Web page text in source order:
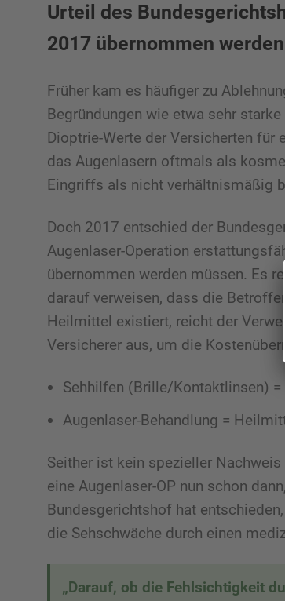
Urteil des
2017 übernommen
Früher kam es häufiger zu
Begründungen wie etwa sehr
Dioptrie-Werte der Versicherten für
das Augenlasern oftmals als
Eingriffs als nicht verhältnismäßig
Doch 2017 entschied der
Augenlaser-Operation
übernommen werden müssen. Es
darauf verweisen, dass die
Heilmittel existiert, reicht der
Versicherer aus, um die
Sehhilfen (Brille/Kontaktlinsen)
Augenlaser-Behandlung =
Seither ist kein spezieller
eine Augenlaser-OP nun schon
Bundesgerichtshof hat
die Sehschwäche durch einen
„Darauf, ob die Fehlsichtigkeit